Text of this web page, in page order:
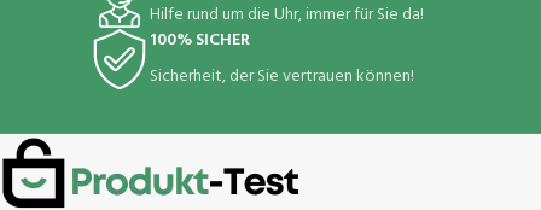
Hilfe rund um die Uhr, immer für Sie da!
100% SICHER
Sicherheit, der Sie vertrauen können!